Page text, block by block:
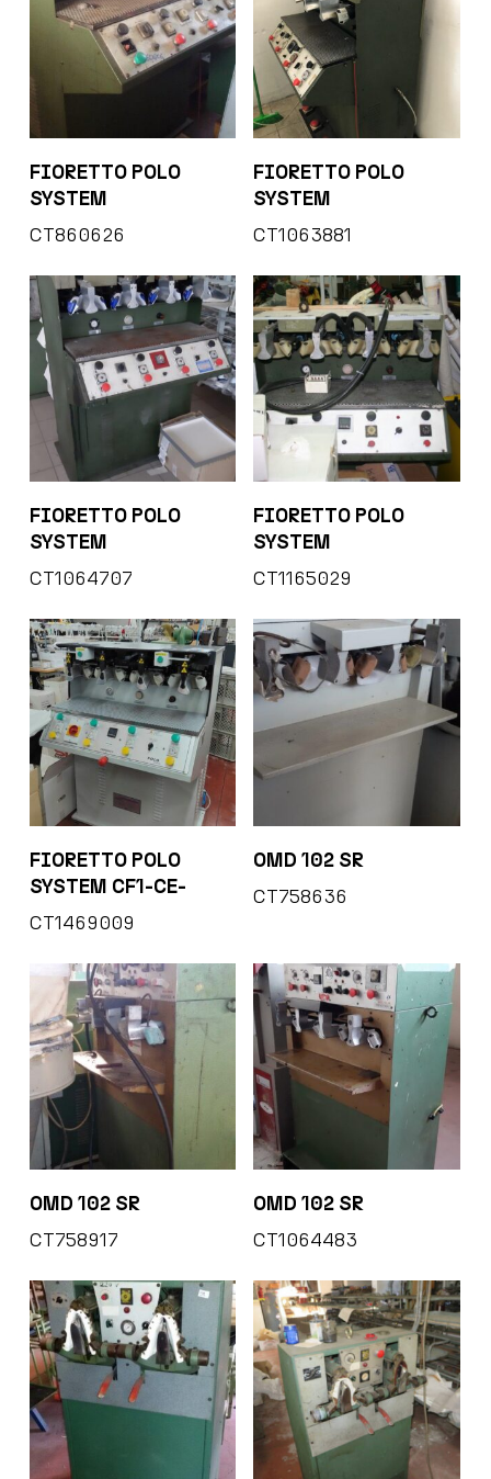
FIORETTO POLO
SYSTEM
CT860626
FIORETTO POLO
SYSTEM
CT1063881
FIORETTO POLO
SYSTEM
CT1064707
FIORETTO POLO
SYSTEM
CT1165029
FIORETTO POLO
SYSTEM CF1-CE-
CT1469009
OMD 102 SR
CT758636
OMD 102 SR
CT758917
OMD 102 SR
CT1064483